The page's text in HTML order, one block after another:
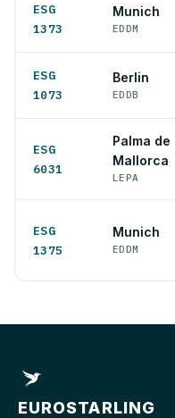
ESG
1373
Munich
EDDM
ESG
1073
Berlin
EDDB
ESG
6031
Palma de
Mallorca
LEPA
ESG
1375
Munich
EDDM
EUROSTARLING